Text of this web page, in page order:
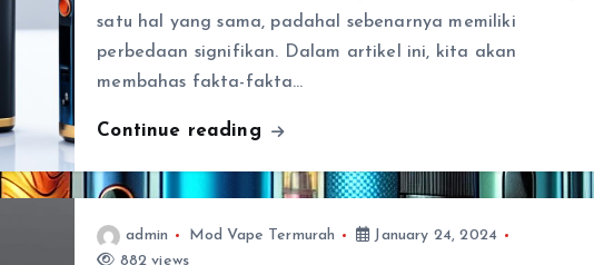
satu hal yang sama, padahal sebenarnya memiliki
perbedaan signifikan. Dalam artikel ini, kita akan
membahas fakta-fakta…
Continue reading
admin Mod Vape Termurah
January 24, 2024
882 views